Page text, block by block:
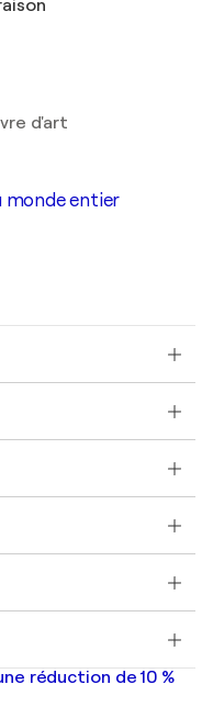
d'art
monde entier
réduction de 10 %